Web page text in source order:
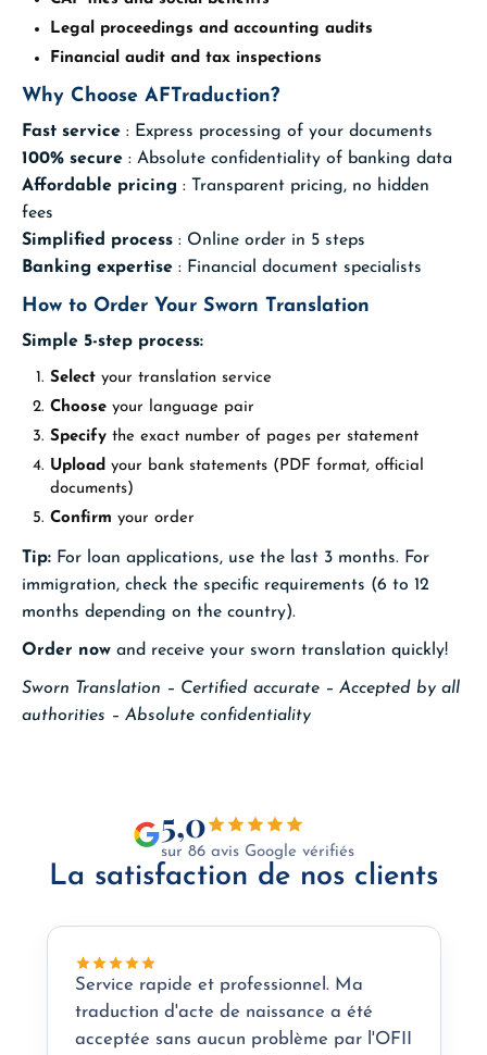
Legal proceedings and accounting audits
Financial audit and tax inspections
Why Choose AFTraduction?
Fast service : Express processing of your documents
100% secure : Absolute confidentiality of banking data
Affordable pricing : Transparent pricing, no hidden
fees
Simplified process : Online order in 5 steps
Banking expertise : Financial document specialists
How to Order Your Sworn Translation
Simple 5-step process:
Select your translation service
Choose your language pair
Specify the exact number of pages per statement
Upload your bank statements (PDF format, official
documents)
Confirm your order
Tip: For loan applications, use the last 3 months. For
immigration, check the specific requirements (6 to 12
months depending on the country).
Order now and receive your sworn translation quickly!
Sworn Translation – Certified accurate – Accepted by all
authorities – Absolute confidentiality
5,0
sur 86 avis Google vérifiés
La satisfaction de nos clients
Service rapide et professionnel. Ma
traduction d'acte de naissance a été
acceptée sans aucun problème par l'OFII